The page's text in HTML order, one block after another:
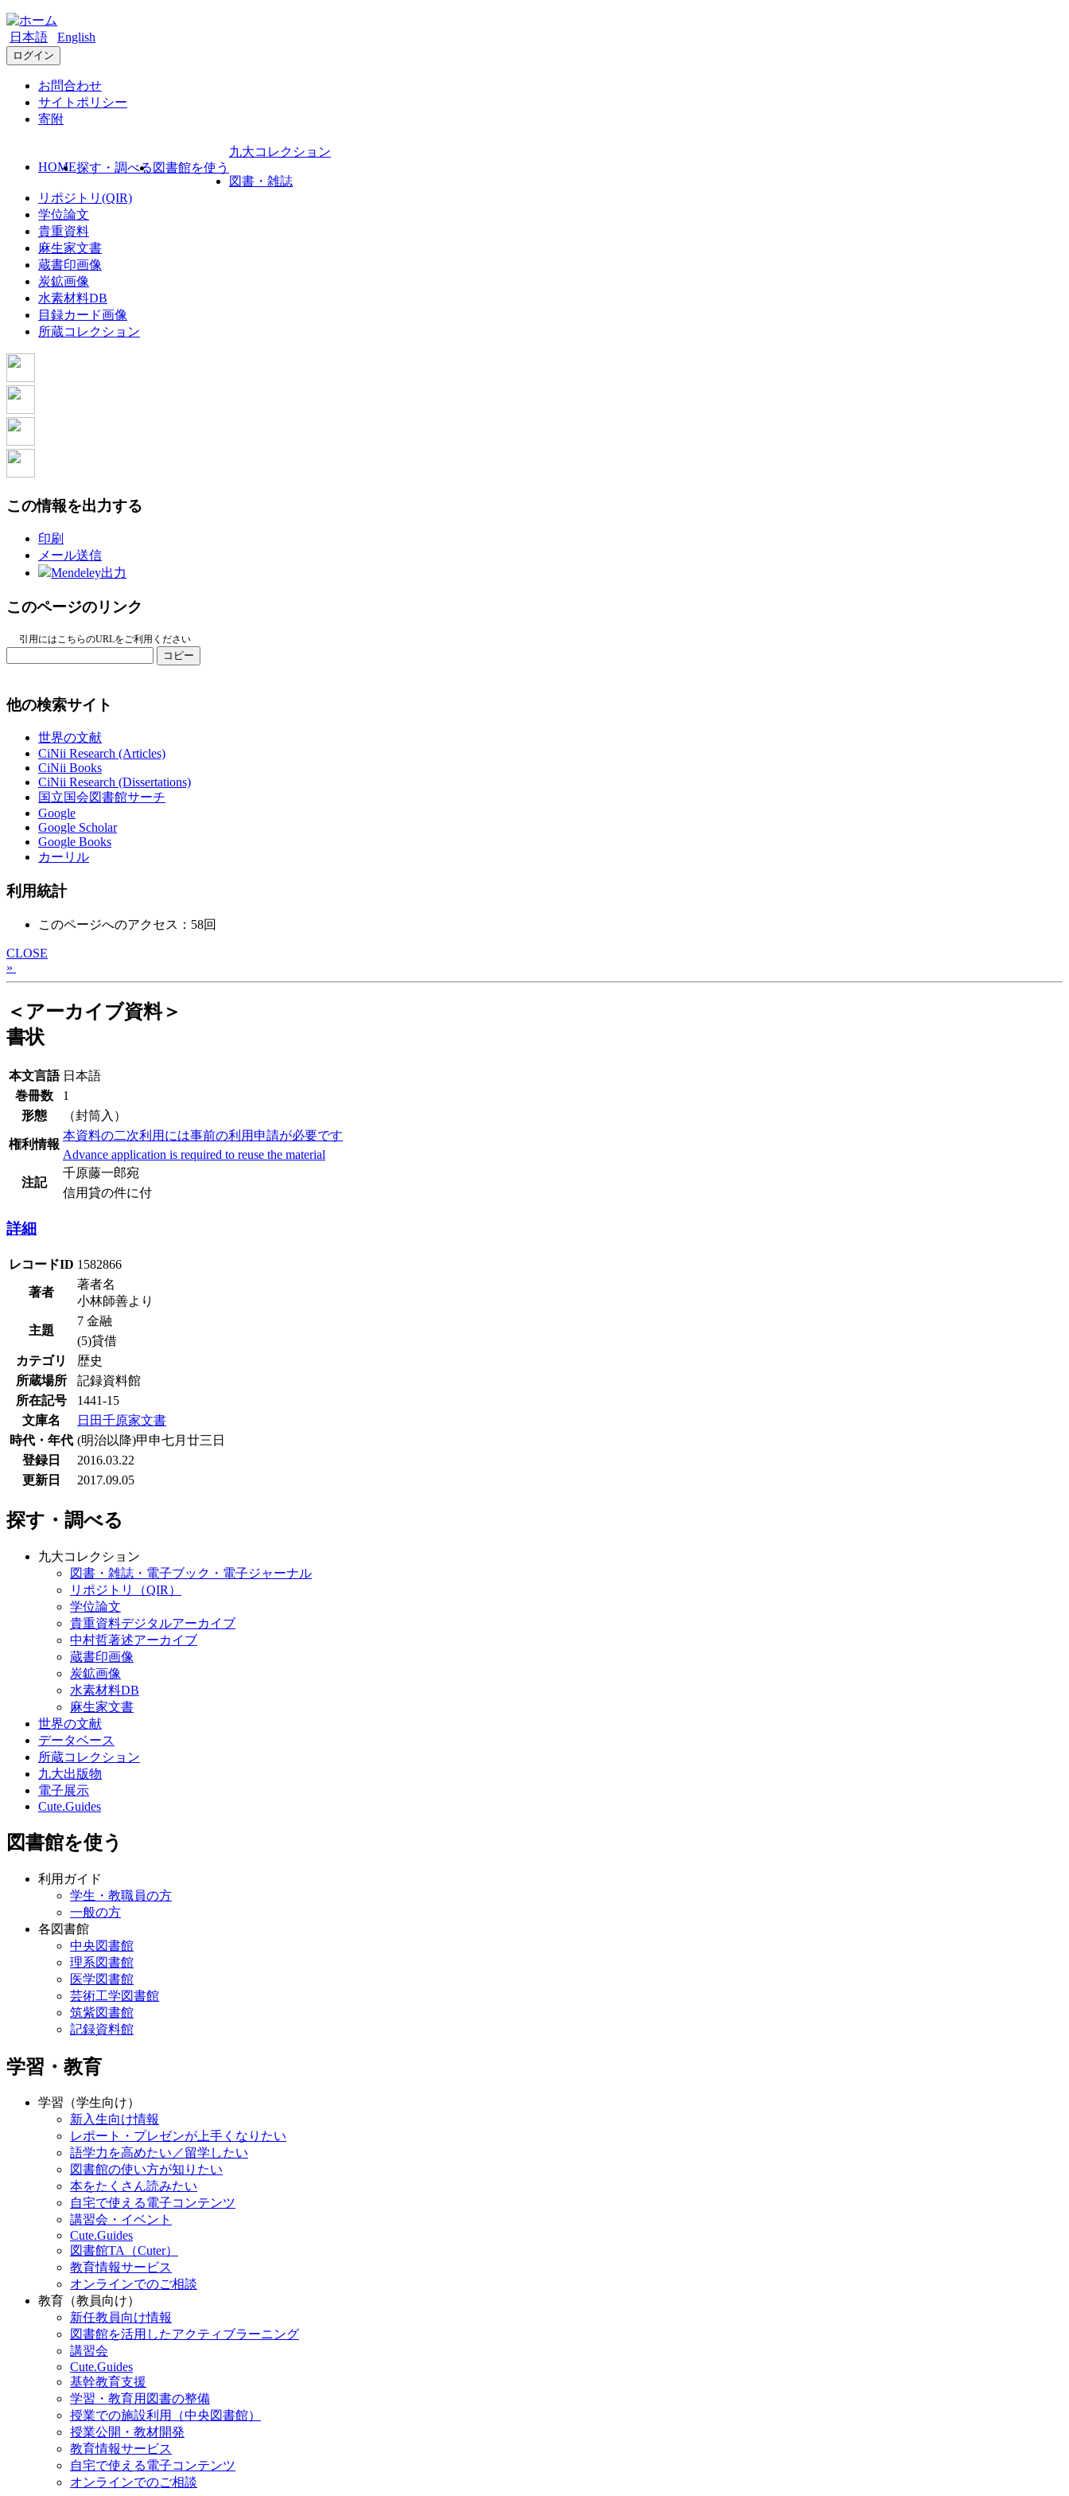
日本語 English
ログイン
お問合わせ
サイトポリシー
寄附
HOME探す・調べる 図書館を使う
九大コレクション
図書・雑誌
リポジトリ(QIR)
学位論文
貴重資料
麻生家文書
蔵書印画像
炭鉱画像
水素材料DB
目録カード画像
所蔵コレクション
この情報を出力する
印刷
メール送信
Mendeley出力
このページのリンク
引用にはこちらのURLをご利用ください
コピー
他の検索サイト
世界の文献
CiNii Research (Articles)
CiNii Books
CiNii Research (Dissertations)
国立国会図書館サーチ
Google
Google Scholar
Google Books
カーリル
利用統計
このページへのアクセス：58回
CLOSE
»
＜アーカイブ資料＞
書状
本文言語 日本語
巻冊数
1
形態
（封筒入）
権利情報
本資料の二次利用には事前の利用申請が必要です
Advance application is required to reuse the material
注記
千原藤一郎宛
信用貸の件に付
詳細
レコードID 1582866
著者
著者名
小林師善より
主題
7 金融
(5)貸借
カテゴリ
歴史
所蔵場所
記録資料館
所在記号
1441-15
文庫名
日田千原家文書
時代・年代 (明治以降)甲申七月廿三日
登録日
2016.03.22
更新日
2017.09.05
探す・調べる
九大コレクション
図書・雑誌・電子ブック・電子ジャーナル
リポジトリ（QIR）
学位論文
貴重資料デジタルアーカイブ
中村哲著述アーカイブ
蔵書印画像
炭鉱画像
水素材料DB
麻生家文書
世界の文献
データベース
所蔵コレクション
九大出版物
電子展示
Cute.Guides
図書館を使う
利用ガイド
学生・教職員の方
一般の方
各図書館
中央図書館
理系図書館
医学図書館
芸術工学図書館
筑紫図書館
記録資料館
学習・教育
学習（学生向け）
新入生向け情報
レポート・プレゼンが上手くなりたい
語学力を高めたい／留学したい
図書館の使い方が知りたい
本をたくさん読みたい
自宅で使える電子コンテンツ
講習会・イベント
Cute.Guides
図書館TA（Cuter）
教育情報サービス
オンラインでのご相談
教育（教員向け）
新任教員向け情報
図書館を活用したアクティブラーニング
講習会
Cute.Guides
基幹教育支援
学習・教育用図書の整備
授業での施設利用（中央図書館）
授業公開・教材開発
教育情報サービス
自宅で使える電子コンテンツ
オンラインでのご相談